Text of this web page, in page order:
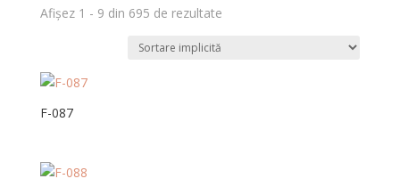
Afișez 1 - 9 din 695 de rezultate
F-087